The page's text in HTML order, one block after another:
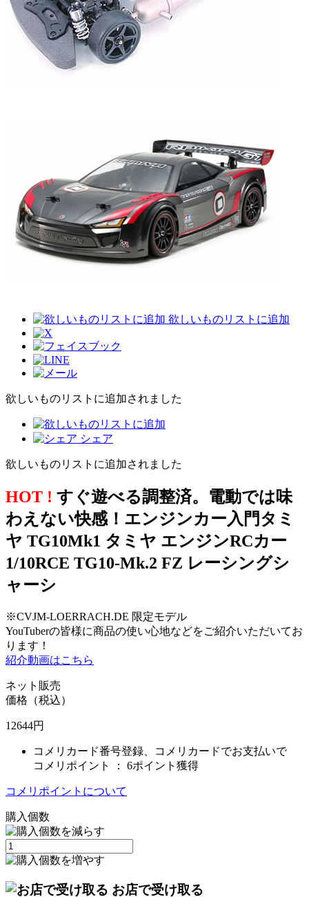
欲しいものリストに追加
欲しいものリストに追加されました
シェア
欲しいものリストに追加されました
HOT ! すぐ遊べる調整済。電動では味
わえない快感！エンジンカー入門タミ
ヤ TG10Mk1 タミヤ エンジンRCカー
1/10RCE TG10-Mk.2 FZ レーシングシ
ャーシ
※CVJM-LOERRACH.DE 限定モデル
YouTuberの皆様に商品の使い心地などをご紹介いただいてお
ります！
紹介動画はこちら
ネット販売
価格（税込）
12644円
コメリカード番号登録、コメリカードでお支払いで
コメリポイント ： 6ポイント獲得
コメリポイントについて
購入個数
お店で受け取る